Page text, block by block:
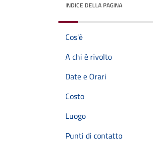
INDICE DELLA PAGINA
Cos'è
A chi è rivolto
Date e Orari
Costo
Luogo
Punti di contatto